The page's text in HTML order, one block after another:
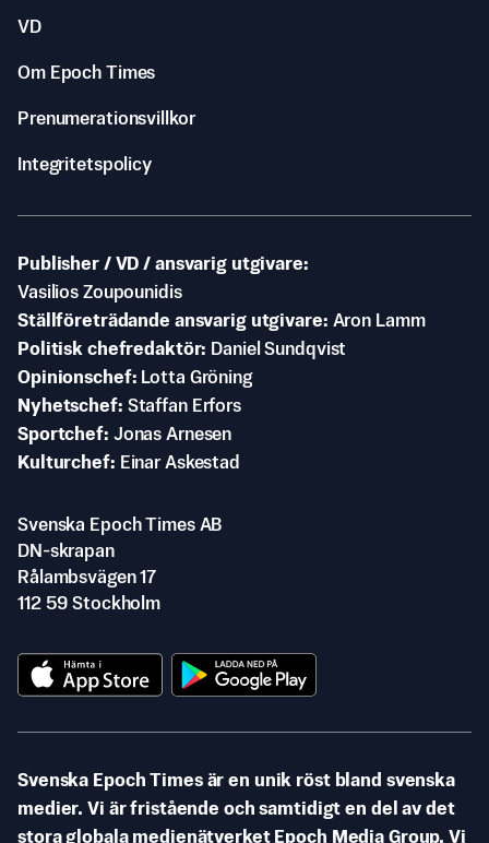
VD
Om Epoch Times
Prenumerationsvillkor
Integritetspolicy
Publisher / VD / ansvarig utgivare
Vasilios Zoupounidis
Ställföreträdande ansvarig utgivare Aron Lamm
Politisk chefredaktör
Daniel Sundqvist
Opinionschef
Lotta Gröning
Nyhetschef Staffan Erfors
Sportchef Jonas Arnesen
Kulturchef
Einar Askestad
Svenska Epoch Times AB
DN-skrapan
Rålambsvägen 17
112 59 Stockholm
Svenska Epoch Times är en unik röst bland svenska
medier. Vi är fristående och samtidigt en del av det
stora globala medienätverket Epoch Media Group. Vi